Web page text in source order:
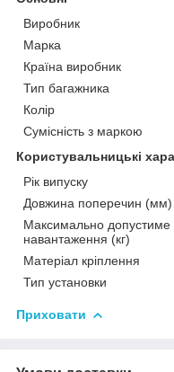
Виробник
Марка
Країна виробник
Тип багажника
Колір
Сумісність з маркою
Користувальницькі
Рік випуску
Довжина поперечин (мм)
Максимально допустиме
навантаження (кг)
Матеріал кріплення
Тип установки
Приховати